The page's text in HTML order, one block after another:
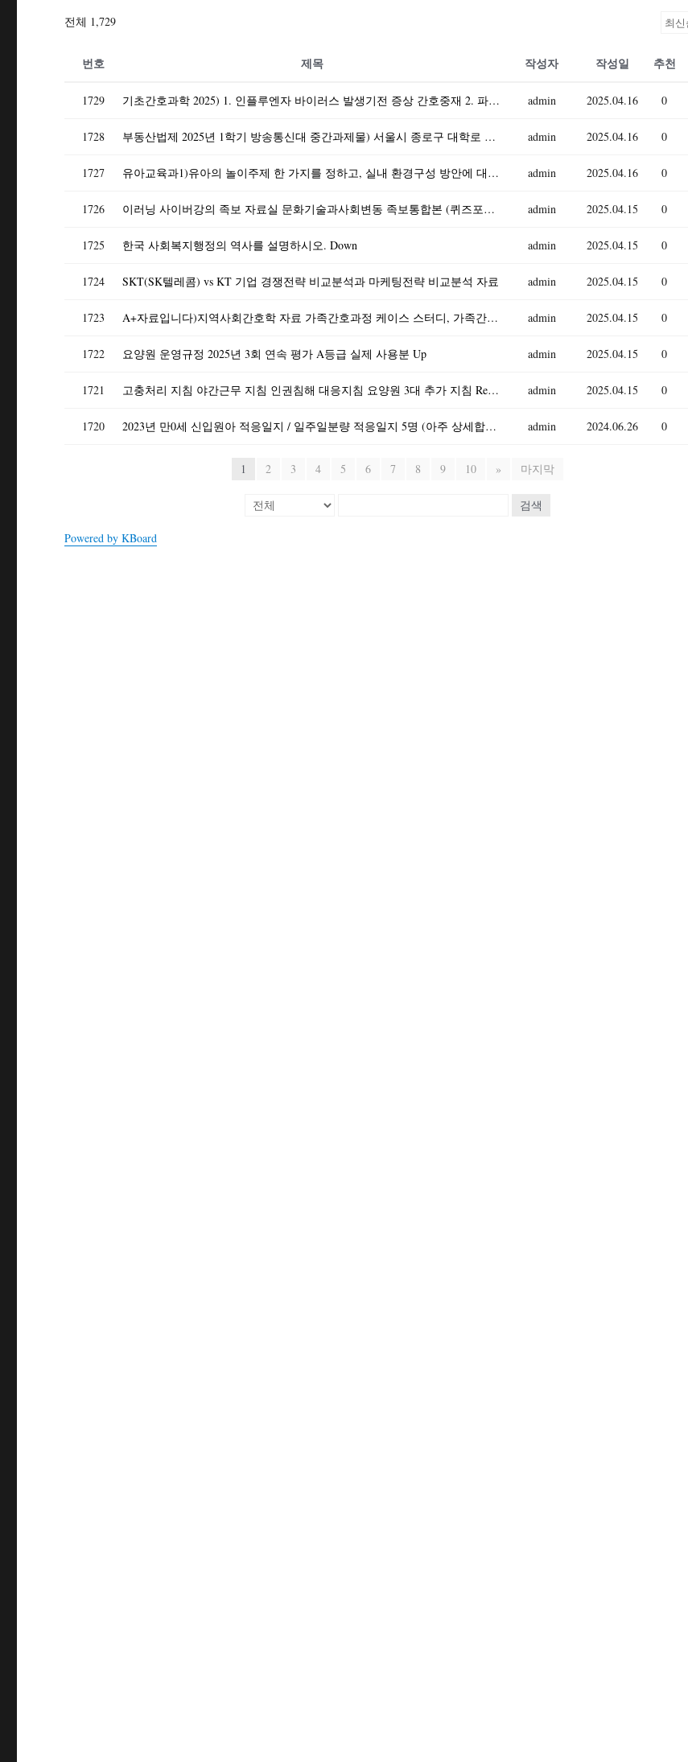
전체 1,729
번호 제목 작성자 작성일 추천
1729 기초간호과학 2025) 1. 인플루엔자 바이러스 발생기전 증상 간호중재 2. 파종성혈관내응고증후군(DIC) 발생기전 증상 간호중재 3. 표적치료제 정의, 암종별, 부작용, 간호중재 admin 2025.04.16 0
1728 부동산법제 2025년 1학기 방송통신대 중간과제물) 서울시 종로구 대학로 이화사거리 근처에 꼬마 빌딩 甲이 차용금 1억 원을 변제하지 못하자 丙은 2025년 3월 15일 근저당권에 admin 2025.04.16 0
1727 유아교육과1)유아의 놀이주제 한 가지를 정하고, 실내 환경구성 방안에 대해 기술하시오. 유보통합에 따른 현재 유아교육, 보육 정책 흐름과 변화, 이슈 등과 관련된 뉴스 또는 신문기 admin 2025.04.16 0
1726 이러닝 사이버강의 족보 자료실 문화기술과사회변동 족보통합본 (퀴즈포함) 업로드 admin 2025.04.15 0
1725 한국 사회복지행정의 역사를 설명하시오. Down admin 2025.04.15 0
1724 SKT(SK텔레콤) vs KT 기업 경쟁전략 비교분석과 마케팅전략 비교분석 자료 admin 2025.04.15 0
1723 A+자료입니다)지역사회간호학 자료 가족간호과정 케이스 스터디, 가족간호진단 3가지 보고서 admin 2025.04.15 0
1722 요양원 운영규정 2025년 3회 연속 평가 A등급 실제 사용분 Up admin 2025.04.15 0
1721 고충처리 지침 야간근무 지침 인권침해 대응지침 요양원 3대 추가 지침 Report admin 2025.04.15 0
1720 2023년 만0세 신입원아 적응일지 / 일주일분량 적응일지 5명 (아주 상세합니다) admin 2024.06.26 0
1 2 3 4 5 6 7 8 9 10 » 마지막
검색
Powered by KBoard